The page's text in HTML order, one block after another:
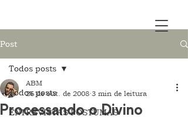
Post
Todos posts
ENTREVISTAS PÓSTUMAS
Todos posts
Processando o Divino
ABM
26 de out. de 2008 3 min de leitura